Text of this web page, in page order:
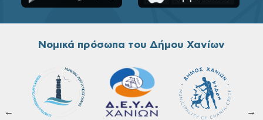
Νομικά πρόσωπα του Δήμου Χανίων
←
→